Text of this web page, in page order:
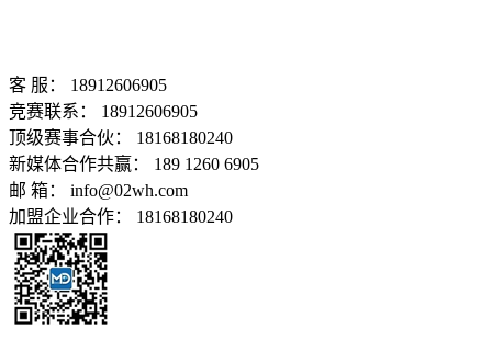
客 服： 18912606905
竞赛联系： 18912606905
顶级赛事合伙： 18168180240
新媒体合作共赢： 189 1260 6905
邮 箱： info@02wh.com
加盟企业合作： 18168180240